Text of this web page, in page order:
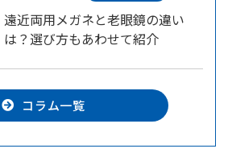
遠近両用メガネと老眼鏡の違い
は？選び方もあわせて紹介
コラム一覧